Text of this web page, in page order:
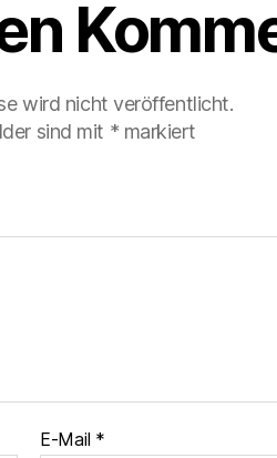
wird nicht veröffentlicht.
sind mit * markiert
E-Mail *